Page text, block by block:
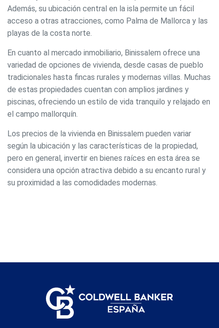
Además, su ubicación central en la isla permite un fácil
acceso a otras atracciones, como Palma de Mallorca y las
playas de la costa norte.
En cuanto al mercado inmobiliario, Binissalem ofrece una
variedad de opciones de vivienda, desde casas de pueblo
tradicionales hasta fincas rurales y modernas villas. Muchas
de estas propiedades cuentan con amplios jardines y
piscinas, ofreciendo un estilo de vida tranquilo y relajado en
el campo mallorquín.
Los precios de la vivienda en Binissalem pueden variar
según la ubicación y las características de la propiedad,
pero en general, invertir en bienes raíces en esta área se
considera una opción atractiva debido a su encanto rural y
su proximidad a las comodidades modernas.